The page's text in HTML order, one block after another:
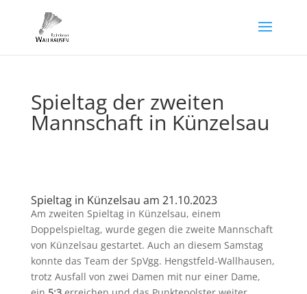
Spieltag der zweiten
Mannschaft in Künzelsau
Spieltag in Künzelsau am 21.10.2023
Am zweiten Spieltag in Künzelsau, einem
Doppelspieltag, wurde gegen die zweite Mannschaft
von Künzelsau gestartet. Auch an diesem Samstag
konnte das Team der SpVgg. Hengstfeld-Wallhausen,
trotz Ausfall von zwei Damen mit nur einer Dame,